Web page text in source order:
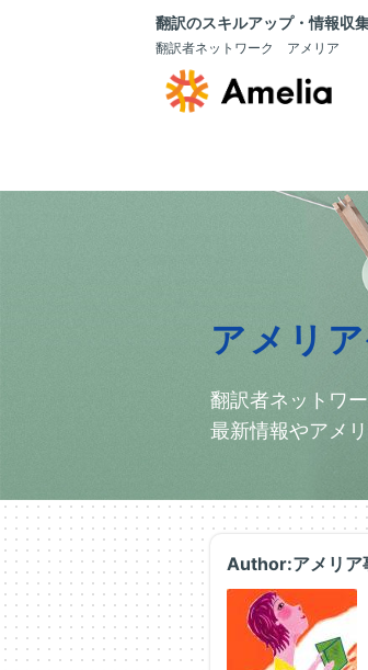
翻訳のスキルアップ・情報収
翻訳者ネットワーク アメリア
アメリ
翻訳者ネットワ
最新情報やアメ
Author:アメリア